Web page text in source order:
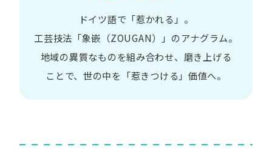
ドイツ語で​「惹かれる」。
工芸技法​「象嵌​（ZOUGAN）」の​アナグラム。
地域の​異質な​ものを​組み合わせ、 磨き上げる​
ことで、 世の​中を​「惹きつける」価値へ。​